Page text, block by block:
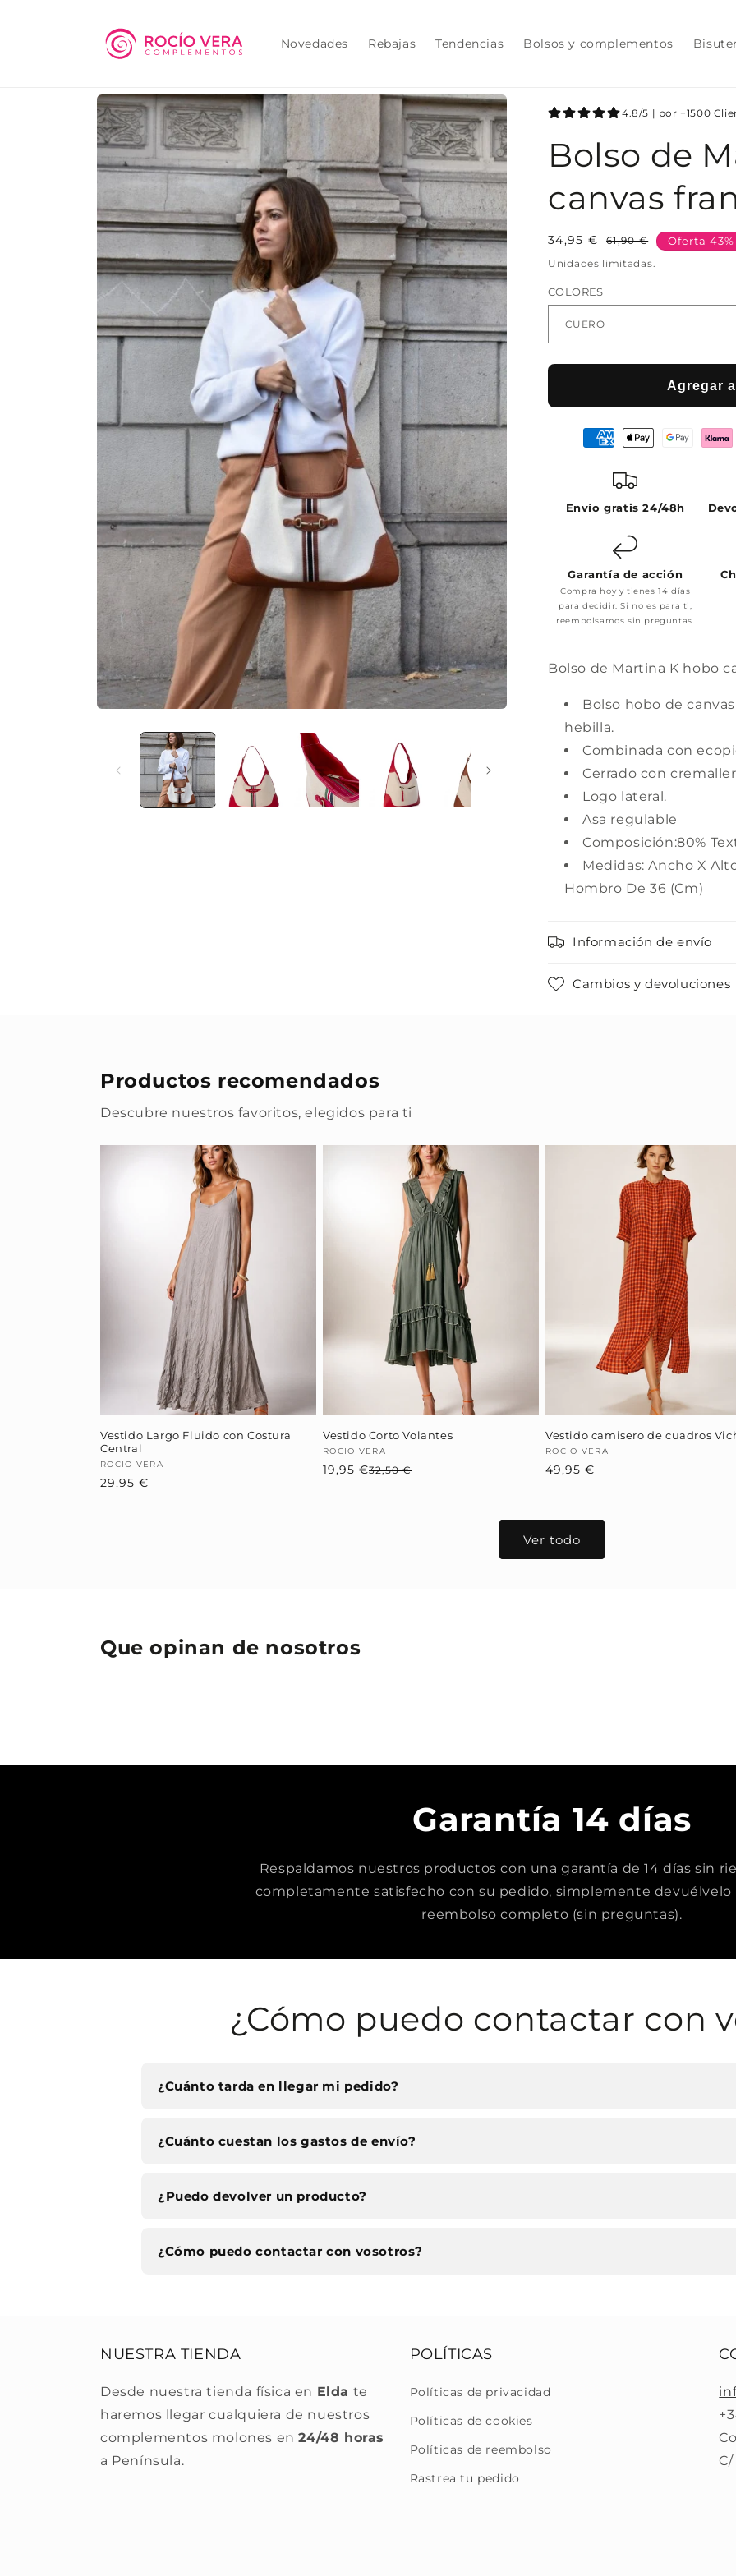
Novedades Rebajas Tendencias Bolsos y complementos
directamente
a la
información
del producto
4.8/5 | por +1500
Bolso de
canvas
Precio
61,90 €
Precio
34,95 € Oferta 43%
Unidades limitadas.
COLORES
Agregar
Envío gratis 24/48h
Garantía de acción
Compra hoy y tienes 14 días
para decidir. Si no es para ti,
reembolsamos sin preguntas.
Bolso de Martina K hobo
Bolso hobo de
hebilla.
Combinada con
Cerrado con
Logo lateral.
Asa regulable
Composición:80%
Medidas: Ancho X
Hombro De 36 (Cm)
Información de envío
Cambios y devoluciones
Productos recomendados
Descubre nuestros favoritos, elegidos para ti
Vestido Largo Fluido con Costura
Central
Proveedor:
ROCIO VERA
Precio
29,95 €
Vestido Corto Volantes
Proveedor:
ROCIO VERA
32,50 €
19,95 €
Vestido camisero de cuadros
Proveedor:
ROCIO VERA
Precio
49,95 €
Ver todo
Que opinan de nosotros
Garantía 14 días
Respaldamos nuestros productos con una garantía de 14 días sin
completamente satisfecho con su pedido, simplemente devuélvelo
reembolso completo (sin preguntas).
¿Cómo puedo contactar con
¿Cuánto tarda en llegar mi pedido?
¿Cuánto cuestan los gastos de envío?
¿Puedo devolver un producto?
¿Cómo puedo contactar con vosotros?
NUESTRA TIENDA
Desde nuestra tienda física en Elda te
haremos llegar cualquiera de nuestros
complementos molones en24/48 horas
a Península.
POLÍTICAS
Políticas de privacidad
Políticas de cookies
Políticas de reembolso
Rastrea tu pedido